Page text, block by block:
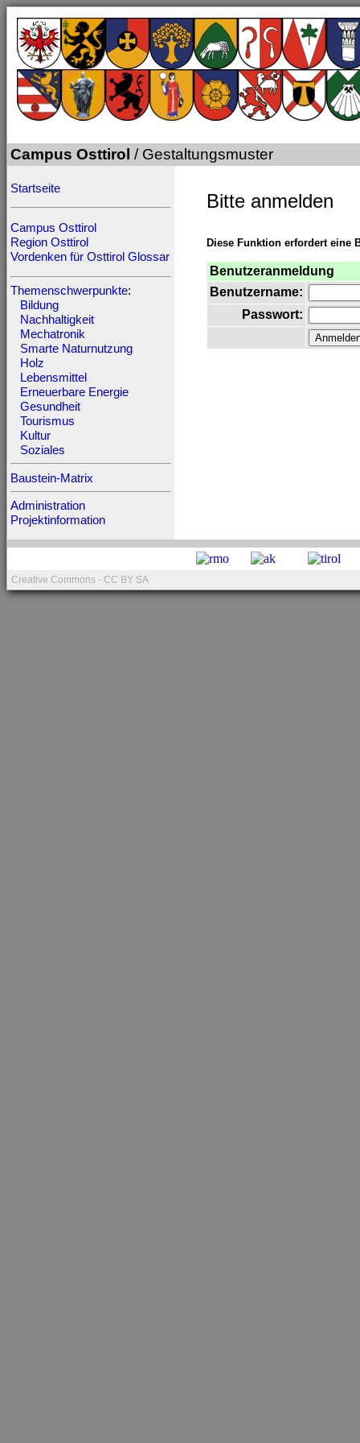
Campus Osttirol / Gestaltungsmuster
Startseite
Campus Osttirol
Region Osttirol
Vordenken für Osttirol Glossar
Themenschwerpunkte:
Bildung
Nachhaltigkeit
Mechatronik
Smarte Naturnutzung
Holz
Lebensmittel
Erneuerbare Energie
Gesundheit
Tourismus
Kultur
Soziales
Baustein-Matrix
Administration
Projektinformation
Bitte anmelden
Diese Funktion erfordert eine
Benutzeranmeldung
Benutzername:
Passwort:
Creative Commons - CC BY SA